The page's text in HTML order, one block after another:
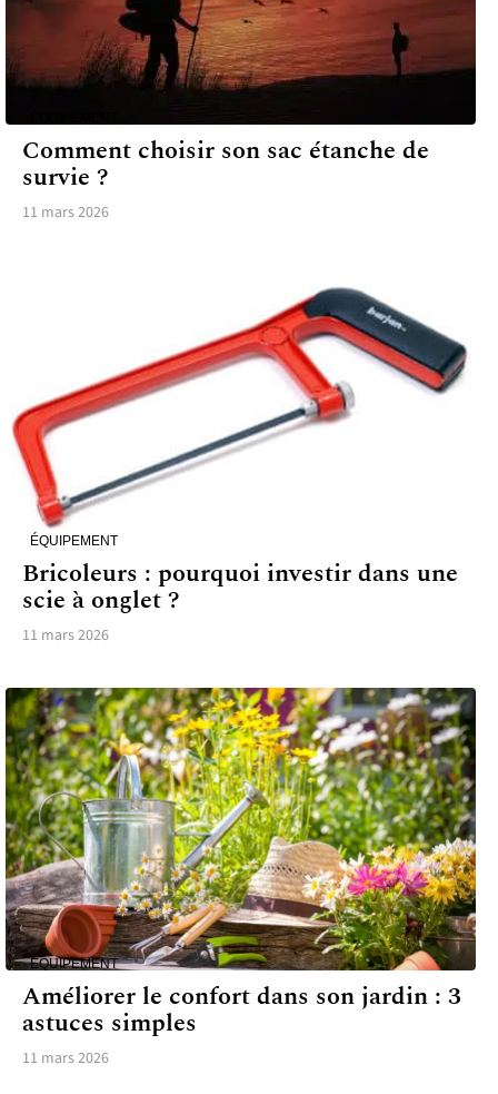
Comment choisir son sac étanche de
survie ?
11 mars 2026
ÉQUIPEMENT
Bricoleurs : pourquoi investir dans une
scie à onglet ?
11 mars 2026
ÉQUIPEMENT
Améliorer le confort dans son jardin : 3
astuces simples
11 mars 2026